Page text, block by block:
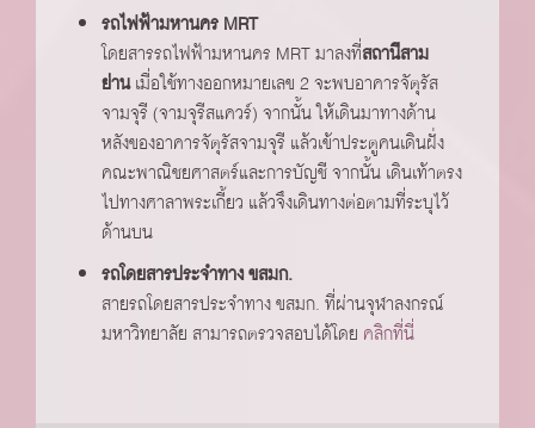
รถไฟฟ้ามหานคร MRT
โดยสารรถไฟฟ้ามหานคร MRT มาลงที่สถานีสาม
ย่านเมื่อใช้ทางออกหมายเลข 2 จะพบอาคารจัตุรัส
จามจุรี (จามจุรีสแควร์) จากนั้น ให้เดินมาทางด้าน
หลังของอาคารจัตุรัสจามจุรี แล้วเข้าประตูคนเดินฝั่ง
คณะพาณิชยศาสตร์และการบัญชี จากนั้น เดินเท้าตรง
ไปทางศาลาพระเกี้ยว แล้วจึงเดินทางต่อตามที่ระบุไว้
ด้านบน
รถโดยสารประจำทาง ขสมก.
สายรถโดยสารประจำทาง ขสมก. ที่ผ่านจุฬาลงกรณ์
มหาวิทยาลัย สามารถตรวจสอบได้โดย คลิกที่นี่